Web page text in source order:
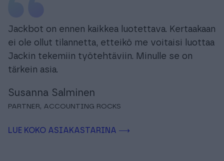
Jackbot on ennen kaikkea luotettava. Kertaakaan
ei ole ollut tilannetta, etteikö me voitaisi luottaa
Jackin tekemiin työtehtäviin. Minulle se on
tärkein asia.
Susanna Salminen
PARTNER, ACCOUNTING ROCKS
LUE KOKO ASIAKASTARINA ⟶